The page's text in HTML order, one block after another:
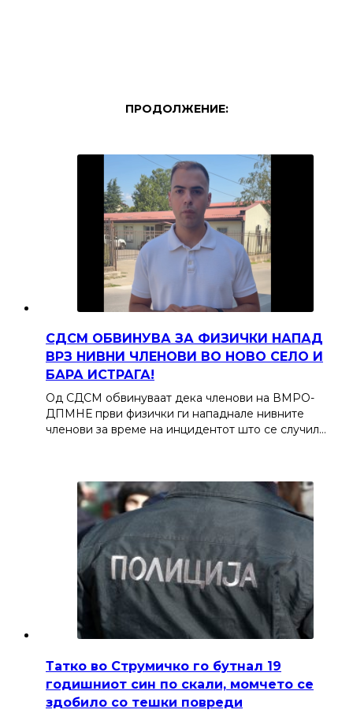
ПРОДОЛЖЕНИЕ:
СДСМ ОБВИНУВА ЗА ФИЗИЧКИ НАПАД
ВРЗ НИВНИ ЧЛЕНОВИ ВО НОВО СЕЛО И
БАРА ИСТРАГА!
Од СДСМ обвинуваат дека членови на ВМРО-
ДПМНЕ први физички ги нападнале нивните
членови за време на инцидентот што се случил…
Татко во Струмичко го бутнал 19
годишниот син по скали, момчето се
здобило со тешки повреди